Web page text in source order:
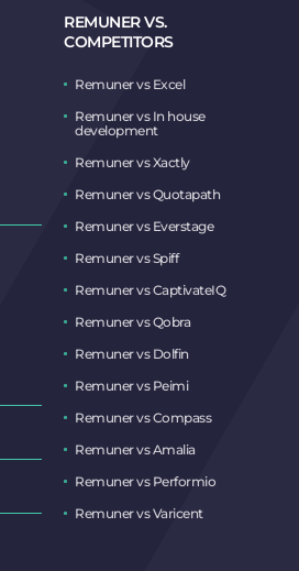
REMUNER VS.
COMPETITORS
Remuner vs Excel
Remuner vs In house
development
Remuner vs Xactly
Remuner vs Quotapath
Remuner vs Everstage
Remuner vs Spiff
Remuner vs CaptivateIQ
Remuner vs Qobra
Remuner vs Dolfin
Remuner vs Peimi
Remuner vs Compass
Remuner vs Amalia
Remuner vs Performio
Remuner vs Varicent